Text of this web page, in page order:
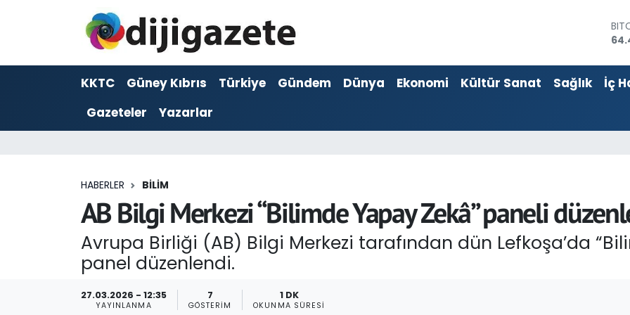
KKTC Güney Kıbrıs Türkiye Gündem Dünya Ekonomi Kültür Sanat Sağlık İç
Gazeteler
Yazarlar
HABERLER BILIM
AB Bilgi Merkezi “Bilimde Yapay Zekâ” paneli
Avrupa Birliği (AB) Bilgi Merkezi tarafından dün Lefkoşa’da
panel düzenlendi.
27.03.2026 - 12:35
YAYINLANMA
7
GÖSTERIM
1 DK
OKUNMA SÜRESI
ADVERTORIAL
Dijigazete
Foto Galeri
Hava Durumu
Trafik Durumu
Haber Arşivi